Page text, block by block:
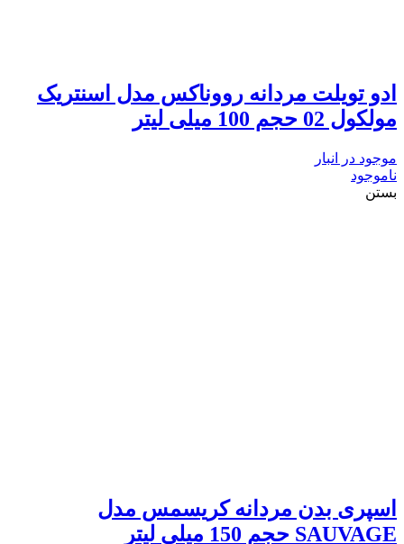
ادو تویلت مردانه رووناکس مدل اسنتریک
مولکول 02 حجم 100 میلی لیتر
موجود در انبار
ناموجود
بستن
اسپری بدن مردانه کریسمس مدل
SAUVAGE حجم 150 میلی لیتر